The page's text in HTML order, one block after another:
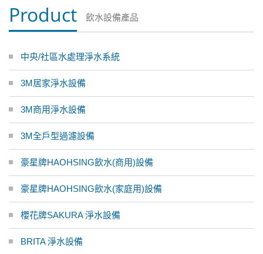
Product 飲水設備產品
中央/社區水處理淨水系統
3M居家淨水設備
3M商用淨水設備
3M全戶型過濾設備
豪星牌HAOHSING飲水(商用)設備
豪星牌HAOHSING飲水(家庭用)設備
櫻花牌SAKURA 淨水設備
BRITA 淨水設備